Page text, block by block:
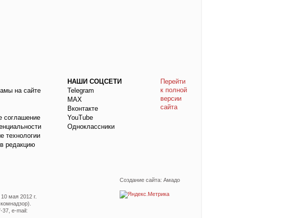
на сайте
соглашение
технологии
редакцию
НАШИ СОЦСЕТИ
Telegram
МАХ
Вконтакте
YouTube
Одноклассники
Перейти
к полной
версии
сайта
Создание сайта: Амадо
мая 2012 г.
37, e-mail: